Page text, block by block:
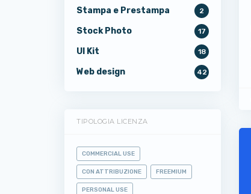
Stampa e Prestampa 2
Stock Photo 17
UI Kit 18
Web design 42
TIPOLOGIA LICENZA
COMMERCIAL USE
CON ATTRIBUZIONE FREEMIUM
PERSONAL USE